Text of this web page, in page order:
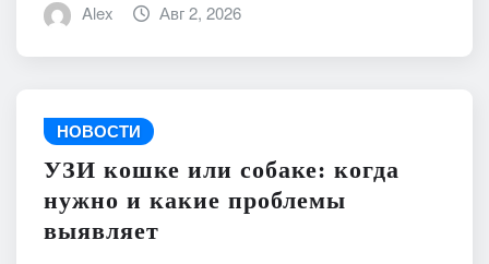
Alex Авг 2, 2026
НОВОСТИ
УЗИ кошке или собаке: когда
нужно и какие проблемы
выявляет